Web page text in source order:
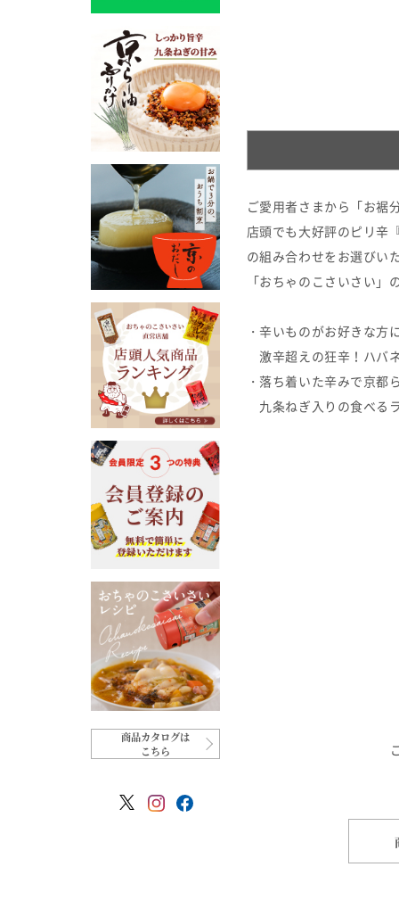
商品カタログは
こちら
ご愛用者さまから「お裾
店頭でも大好評のピリ辛
の組み合わせをお選びい
「おちゃのこさいさい」
・辛いものがお好きな方
激辛超えの狂辛！ハバ
・落ち着いた辛みで京都
九条ねぎ入りの食べる